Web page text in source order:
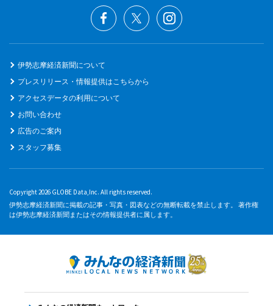
伊勢志摩経済新聞について
プレスリリース・情報提供はこちらから
アクセスデータの利用について
お問い合わせ
広告のご案内
スタッフ募集
Copyright 2026 GLOBE Data,Inc. All rights reserved.
伊勢志摩経済新聞に掲載の記事・写真・図表などの無断転載を禁止します。 著作権
は伊勢志摩経済新聞またはその情報提供者に属します。